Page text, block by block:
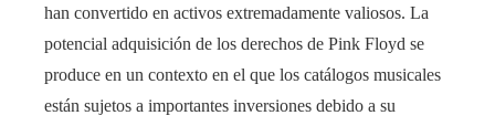
han convertido en activos extremadamente valiosos. La
potencial adquisición de los derechos de Pink Floyd se
produce en un contexto en el que los catálogos musicales
están sujetos a importantes inversiones debido a su